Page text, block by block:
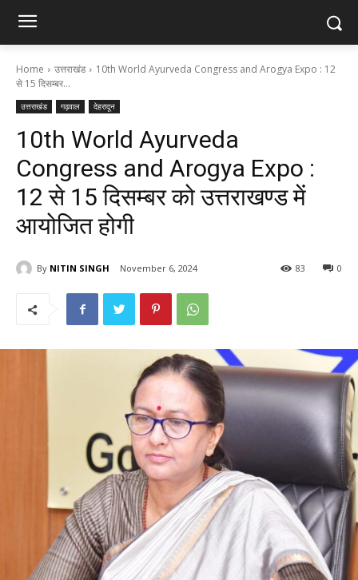
Home उत्तराखंड
10th World Ayurveda Congress and Arogya Expo : 12
से 15 दिसम्बर...
उत्तराखंड गढ़वाल देहरादून
10th World Ayurveda
Congress and Arogya Expo :
12 से 15 दिसम्बर को उत्तराखण्ड में
आयोजित होगी
By NITIN SINGH November 6, 2024 0
83